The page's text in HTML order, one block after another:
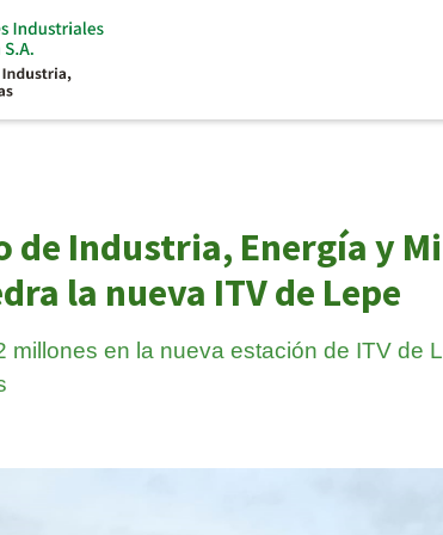
de Industria, Energía y
la nueva ITV de Lepe
millones en la nueva estación de ITV de